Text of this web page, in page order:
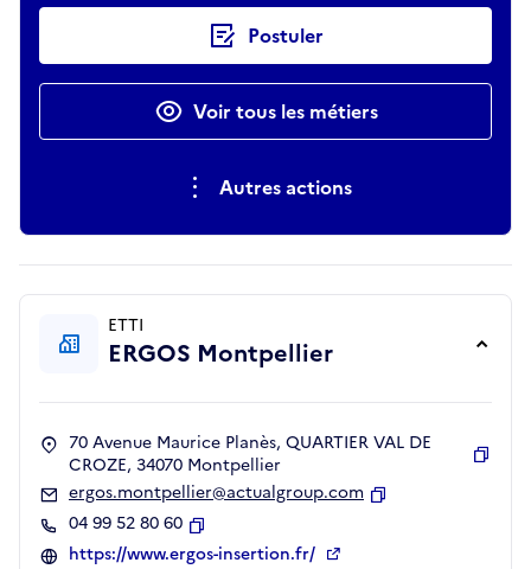
Actions rapides Postuler
Voir tous les métiers
Autres actions
ETTI
ERGOS Montpellier
70 Avenue Maurice Planès, QUARTIER VAL DE
CROZE, 34070 Montpellier
ergos.montpellier@actualgroup.com
04 99 52 80 60
Copier
https://www.ergos-insertion.fr/